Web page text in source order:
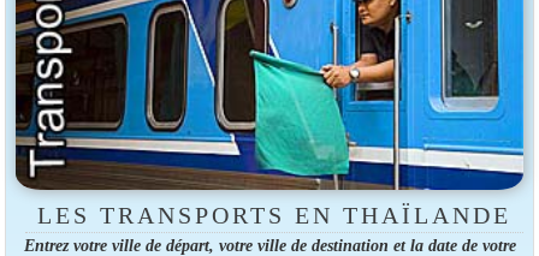
LES TRANSPORTS EN THAÏLANDE
Entrez votre ville de départ, votre ville de destination et la date de votre